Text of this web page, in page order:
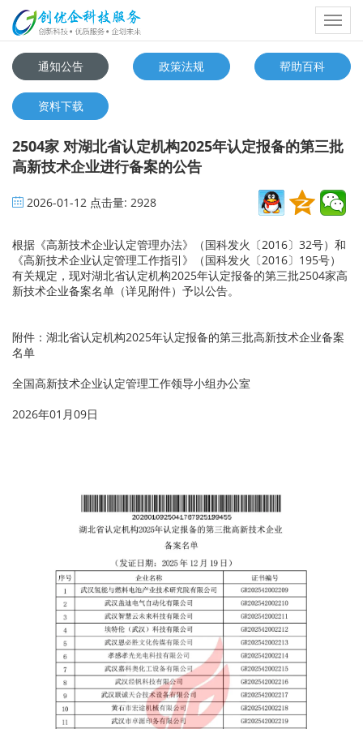
通知公告
政策法规 帮助百科
资料下载
2504家 对湖北省认定机构2025年认定报备的第三批
高新技术企业进行备案的公告
2026-01-12 点击量: 2928
根据《高新技术企业认定管理办法》（国科发火〔2016〕32号）和
《高新技术企业认定管理工作指引》（国科发火〔2016〕195号）
有关规定，现对湖北省认定机构2025年认定报备的第三批2504家高
新技术企业备案名单（详见附件）予以公告。
附件：湖北省认定机构2025年认定报备的第三批高新技术企业备案
名单
全国高新技术企业认定管理工作领导小组办公室
2026年01月09日